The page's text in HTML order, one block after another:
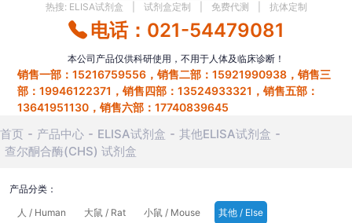
热搜: ELISA试剂盒 试剂盒定制 免费代测 抗体定制
电话：021-54479081
本公司产品仅供科研使用，不用于人体及临床诊断！
销售一部：15216759556，销售二部：15921990938，销售三
部：19946122371，销售四部：13524933321，销售五部：
13641951130，销售六部：17740839645
首页 产品中心 ELISA试剂盒
其他ELISA试剂盒
查尔酮合酶(CHS) 试剂盒
产品分类：
人 / Human
大鼠 / Rat 小鼠 / Mouse 其他 / Else